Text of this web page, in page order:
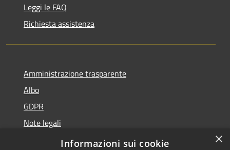
Leggi le FAQ
Richiesta assistenza
Amministrazione trasparente
Albo
GDPR
Note legali
Dichiarazione di accessibilità
×
Informazioni sui cookie